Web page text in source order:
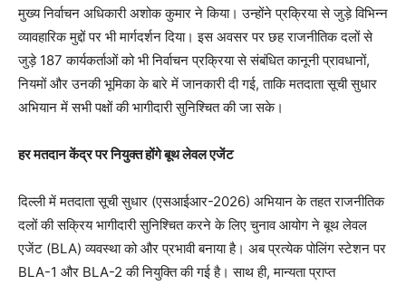
मुख्य निर्वाचन अधिकारी अशोक कुमार ने किया। उन्होंने प्रक्रिया से जुड़े विभिन्न
व्यावहारिक मुद्दों पर भी मार्गदर्शन दिया। इस अवसर पर छह राजनीतिक दलों से
जुड़े 187 कार्यकर्ताओं को भी निर्वाचन प्रक्रिया से संबंधित कानूनी प्रावधानों,
नियमों और उनकी भूमिका के बारे में जानकारी दी गई, ताकि मतदाता सूची सुधार
अभियान में सभी पक्षों की भागीदारी सुनिश्चित की जा सके।
हर मतदान केंद्र पर नियुक्त होंगे बूथ लेवल एजेंट
दिल्ली में मतदाता सूची सुधार (एसआईआर-2026) अभियान के तहत राजनीतिक
दलों की सक्रिय भागीदारी सुनिश्चित करने के लिए चुनाव आयोग ने बूथ लेवल
एजेंट (BLA) व्यवस्था को और प्रभावी बनाया है। अब प्रत्येक पोलिंग स्टेशन पर
BLA-1 और BLA-2 की नियुक्ति की गई है। साथ ही, मान्यता प्राप्त